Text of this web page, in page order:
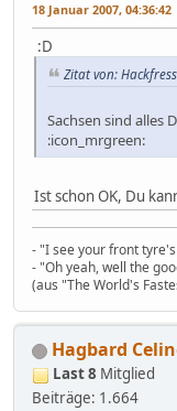
18 Januar 2007, 04:36:42
:D
Zitat von:
Sachsen sind alles
:icon_mrgreen:
Ist schon OK, Du
- "I see your front
- "Oh yeah, well the
(aus "The World's
Hagbard
Last 8 Mitglied
Beiträge: 1.664